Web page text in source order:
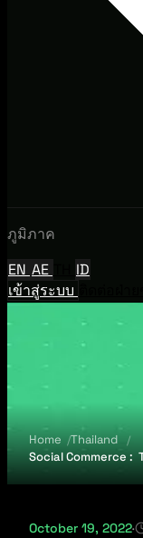
ภูมิภาค
EN AE
ID
เข้าสู่ระบบ
Home
Thailand
Social Commerce :
October 19, 2022·